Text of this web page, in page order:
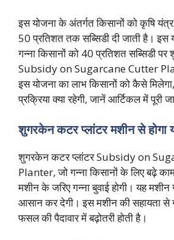
इस योजना के अंतर्गत किसानों को कृषि
50 प्रतिशत तक सब्सिडी दी जाती है। इस
गन्ना किसानों को 40 प्रतिशत सब्सिडी
Subsidy on Sugarcane Cutter
इस योजना का लाभ किसानों को कैसे
प्रक्रिया क्या रहेगी, जानें आर्टिकल में पूरी
शुगरकेन कटर प्लांटर मशीन से होगा
शुगरकेन कटर प्लांटर Subsidy on
Planter, जो गन्ना किसानों के लिए बढ़े
मशीन के जरिए गन्ना बुवाई होगी। यह
आसान कर देगी। इस मशीन की सहायता से
फसल की पैदावार में बढ़ोतरी होती है।